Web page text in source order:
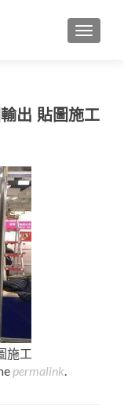
出 貼圖施工
施工
permalink.